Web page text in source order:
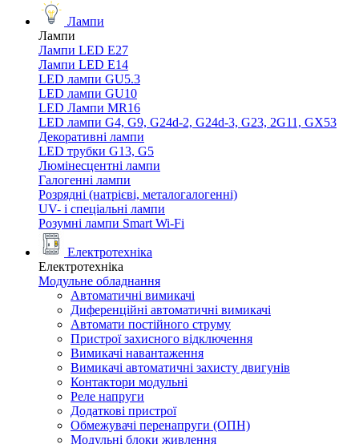
Лампи
Лампи
Лампи LED E27
Лампи LED Е14
LED лампи GU5.3
LED лампи GU10
LED Лампи MR16
LED лампи G4, G9, G24d-2, G24d-3, G23, 2G11, GX53
Декоративні лампи
LED трубки G13, G5
Люмінесцентні лампи
Галогенні лампи
Розрядні (натрієві, металогалогенні)
UV- і спеціальні лампи
Розумні лампи Smart Wi-Fi
Електротехніка
Електротехніка
Модульне обладнання
Автоматичні вимикачі
Диференційні автоматичні вимикачі
Автомати постійного струму
Пристрої захисного відключення
Вимикачі навантаження
Вимикачі автоматичні захисту двигунів
Контактори модульні
Реле напруги
Додаткові пристрої
Обмежувачі перенапруги (ОПН)
Модульні блоки живлення